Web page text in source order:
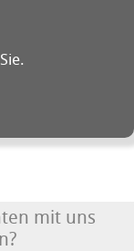
als wäre es
mit uns